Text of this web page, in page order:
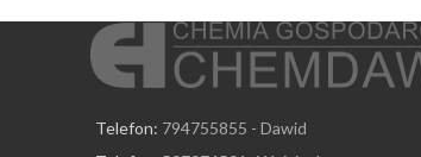
Telefon: 794755855 - Dawid